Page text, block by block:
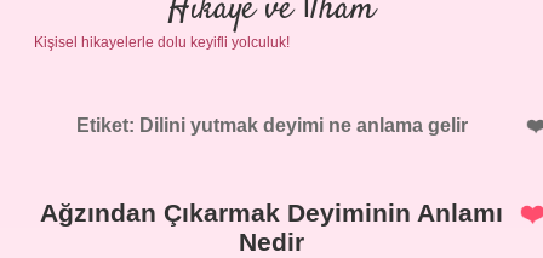
Yasal Uyarı
Hikaye ve İlham
Kişisel hikayelerle dolu keyifli yolculuk!
Etiket: Dilini yutmak deyimi ne anlama gelir
Ağzından Çıkarmak Deyiminin Anlamı
Nedir